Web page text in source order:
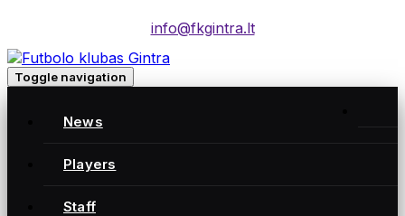
info@fkgintra.lt
Toggle navigation
News
Players
Staff
FK Saned